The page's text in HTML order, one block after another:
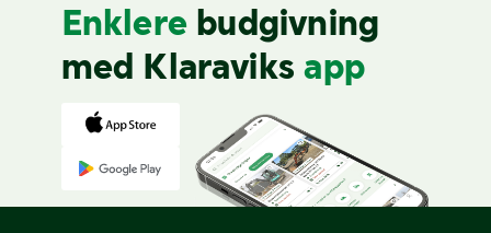
Enklere budgivning
med Klaraviks app